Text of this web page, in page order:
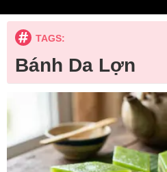
TAGS:
Bánh Da Lợn